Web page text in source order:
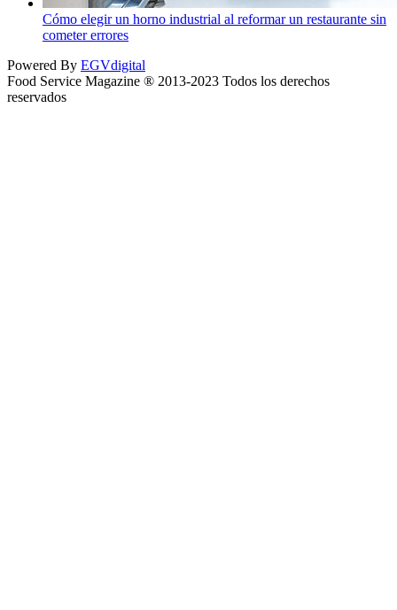
Cómo elegir un horno industrial al reformar un restaurante sin
cometer errores
Powered By EGVdigital
Food Service Magazine ® 2013-2023 Todos los derechos
reservados